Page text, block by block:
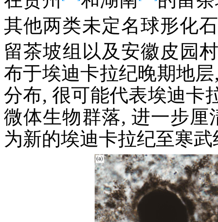
其他两类未定名球形化
留茶坡组以及安徽皮园
布于埃迪卡拉纪晚期地
分布, 很可能代表埃迪卡
微体生物群落, 进一步
为新的埃迪卡拉纪至寒